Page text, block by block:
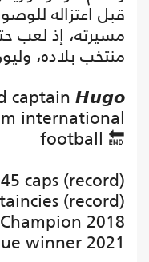
قبل اعتزاله
منتخب بلاده،
captain 𝙃𝙪𝙜𝙤
international
football 🔚
caps (record)
(record)
2018
winner 2021